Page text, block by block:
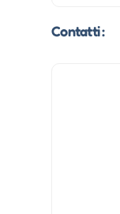
Contatti :